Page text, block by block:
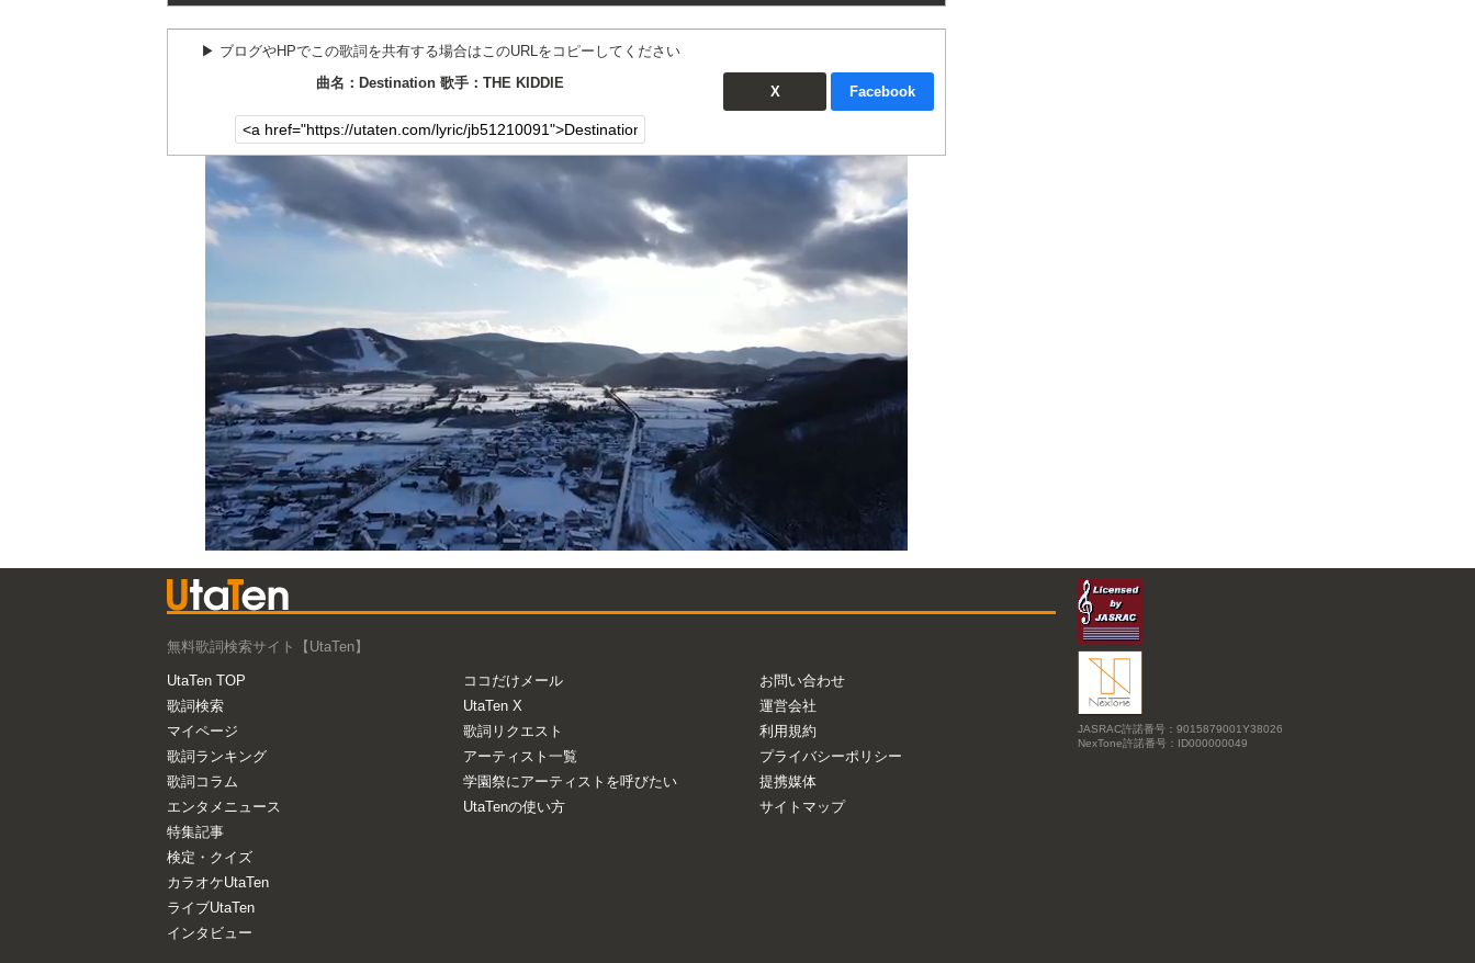
▶︎ ブログやHPでこの歌詞を共有する場合はこのURLをコピーしてください
曲名：Destination 歌手：THE KIDDIE
X Facebook
無料歌詞検索サイト【UtaTen】
UtaTen TOP
歌詞検索
マイページ
歌詞ランキング
歌詞コラム
エンタメニュース
特集記事
検定・クイズ
カラオケUtaTen
ライブUtaTen
インタビュー
ココだけメール
UtaTen X
歌詞リクエスト
アーティスト一覧
学園祭にアーティストを呼びたい
UtaTenの使い方
お問い合わせ
運営会社
利用規約
プライバシーポリシー
提携媒体
サイトマップ
JASRAC許諾番号：9015879001Y38026
NexTone許諾番号：ID000000049